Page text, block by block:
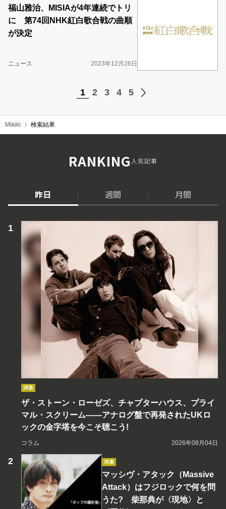
福山雅治、MISIAが4年連続でトリ
に 第74回NHK紅白歌合戦の曲順
が決定
ニュース 2023年12月26日
1 2 3 4 5
Mikiki 検索結果
RANKING人気記事
昨日 週間 月間
洋楽
ザ・ストーン・ローゼズ、チャプターハウス、プライ
マル・スクリーム――アナログ盤で再発されたUKロ
ックの金字塔を今こそ聴こう!
コラム 2026年08月04日
洋楽
マッシヴ・アタック（Massive
Attack）はフジロックで何を問
うた? 柴那典が〈現地〉と